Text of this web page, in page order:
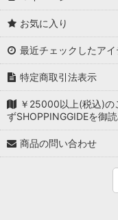
お気に入り
最近チェックしたアイ
特定商取引法表示
￥25000以上(税込)の
ずSHOPPINGGIDEを御
商品の問い合わせ